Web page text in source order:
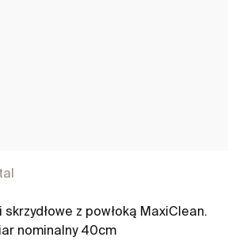
skrzydłowe z powłoką MaxiClean.
nominalny 40cm